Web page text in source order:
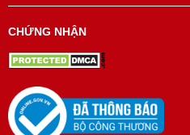
CHỨNG NHẬN